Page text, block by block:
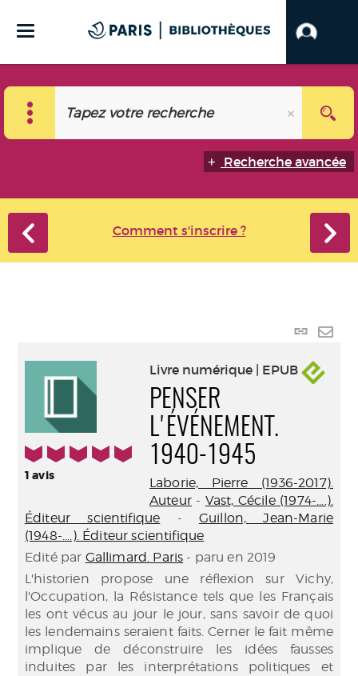
Recherche avancée
Comment s'inscrire ?
Lien
5/5
1avis
Livre numérique | EPUB
PENSER
L'ÉVÉNEMENT.
1940-1945
Laborie, Pierre (1936-2017).
Auteur- Vast, Cécile (1974-....).
Éditeur scientifique - Guillon, Jean-Marie
(1948-....). Éditeur scientifique
Edité par Gallimard. Paris - paru en 2019
L'historien propose une réflexion sur Vichy,
l'Occupation, la Résistance tels que les Français
les ont vécus au jour le jour, sans savoir de quoi
les lendemains seraient faits. Cerner le fait même
implique de déconstruire les idées fausses
induites par les interprétations politiques et